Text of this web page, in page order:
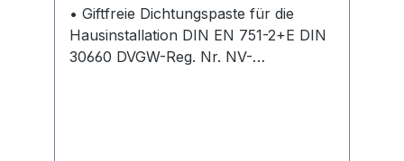
• Giftfreie Dichtungspaste für die
Hausinstallation DIN EN 751-2+E DIN
30660 DVGW-Reg. Nr. NV-